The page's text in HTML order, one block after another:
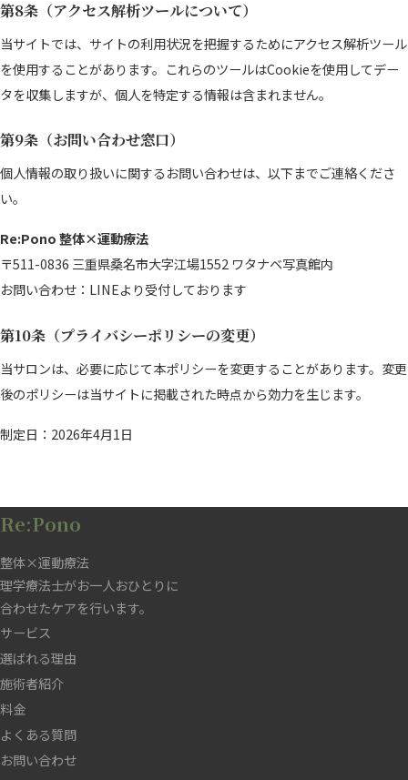
第8条（アクセス解析ツールについて）
当サイトでは、サイトの利用状況を把握するためにアクセス解析ツール
を使用することがあります。これらのツールはCookieを使用してデー
タを収集しますが、個人を特定する情報は含まれません。
第9条（お問い合わせ窓口）
個人情報の取り扱いに関するお問い合わせは、以下までご連絡くださ
い。
Re:Pono 整体×運動療法
〒511-0836 三重県桑名市大字江場1552 ワタナベ写真館内
お問い合わせ：LINEより受付しております
第10条（プライバシーポリシーの変更）
当サロンは、必要に応じて本ポリシーを変更することがあります。変更
後のポリシーは当サイトに掲載された時点から効力を生じます。
制定日：2026年4月1日
Re:Pono
整体×運動療法
理学療法士がお一人おひとりに
合わせたケアを行います。
サービス
選ばれる理由
施術者紹介
料金
よくある質問
お問い合わせ